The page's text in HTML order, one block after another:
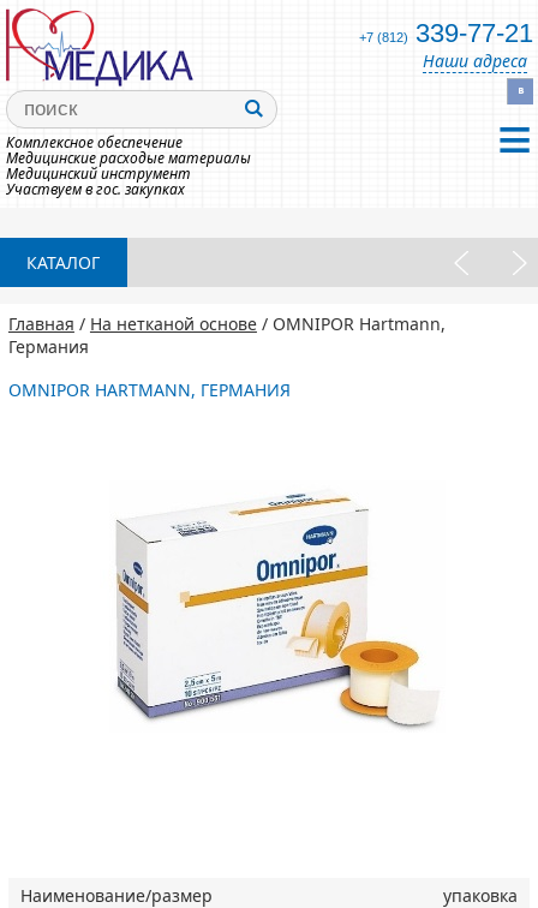
КАТАЛОГ
Главная / На нетканой основе/ OMNIPOR Hartmann,
Германия
OMNIPOR HARTMANN, ГЕРМАНИЯ
Наименование/размер
упаковка
Комплексное обеспечение
Медицинские расходые материалы
Медицинский инструмент
Участвуем в гос. закупках
+7 (812) 339-77-21
Наши адреса